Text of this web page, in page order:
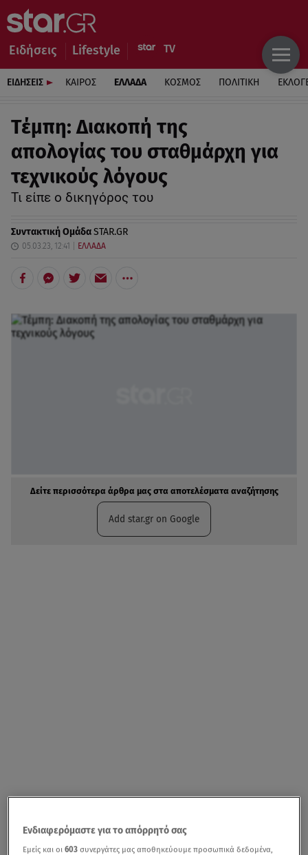
Ειδήσεις Lifestyle
ΕΙΔΗΣΕΙΣ ΚΑΙΡΟΣ ΕΛΛΑΔΑ ΚΟΣΜΟΣ ΠΟΛΙΤΙΚΗ
Τέμπη: Διακοπή της
απολογίας του σταθμάρχη για
τεχνικούς λόγους
Τι είπε ο δικηγόρος του
Συντακτική ΟμάδαSTAR.GR
05.03.23, 12:41 ΕΛΛΑΔΑ
Δείτε περισσότερα άρθρα μας στα αποτελέσματα αναζήτησης
Add star.gr on Google
Ενδιαφερόμαστε για το απόρρητό σας
Εμείς και οι603 συνεργάτες μας αποθηκεύουμε προσωπικά δεδομένα,